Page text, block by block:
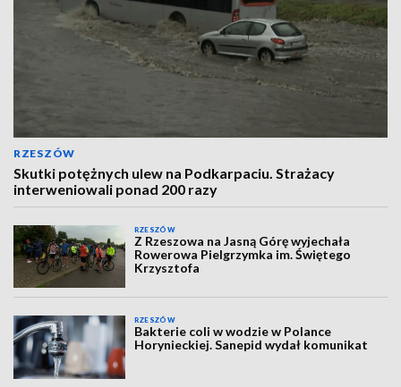
RZESZÓW
Skutki potężnych ulew na Podkarpaciu. Strażacy
interweniowali ponad 200 razy
RZESZÓW
Z Rzeszowa na Jasną Górę wyjechała
Rowerowa Pielgrzymka im. Świętego
Krzysztofa
RZESZÓW
Bakterie coli w wodzie w Polance
Horynieckiej. Sanepid wydał komunikat